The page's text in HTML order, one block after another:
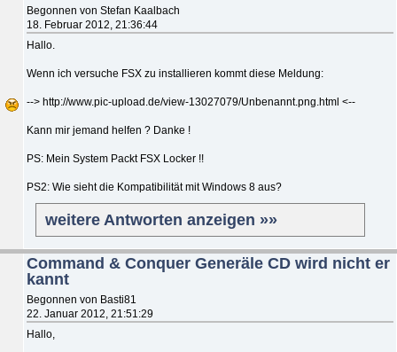
Begonnen von Stefan Kaalbach
18. Februar 2012, 21:36:44
Hallo.
Wenn ich versuche FSX zu installieren kommt diese Meldung:
--> http://www.pic-upload.de/view-13027079/Unbenannt.png.html <--
Kann mir jemand helfen ? Danke !
PS: Mein System Packt FSX Locker !!
PS2: Wie sieht die Kompatibilität mit Windows 8 aus?
weitere Antworten anzeigen »»
Command & Conquer Generäle CD wird nicht er
kannt
Begonnen von Basti81
22. Januar 2012, 21:51:29
Hallo,